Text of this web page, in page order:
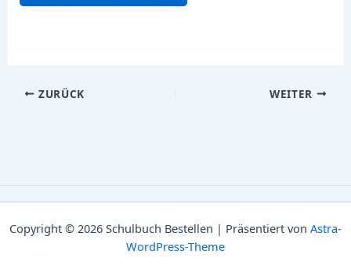
ZURÜCK WEITER
Copyright © 2026 Schulbuch Bestellen | Präsentiert von Astra-
WordPress-Theme